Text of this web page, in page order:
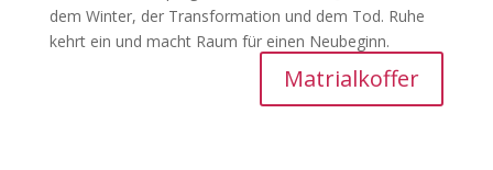
dem Winter, der Transformation und dem Tod. Ruhe
kehrt ein und macht Raum für einen Neubeginn.
Matrialkoffer